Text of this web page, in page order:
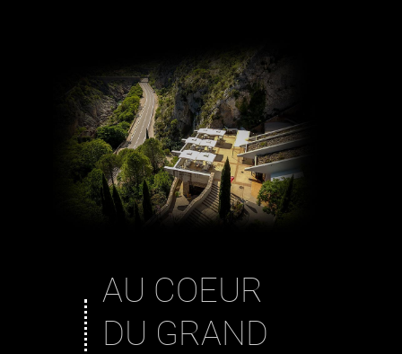
AU COEUR
DU GRAND